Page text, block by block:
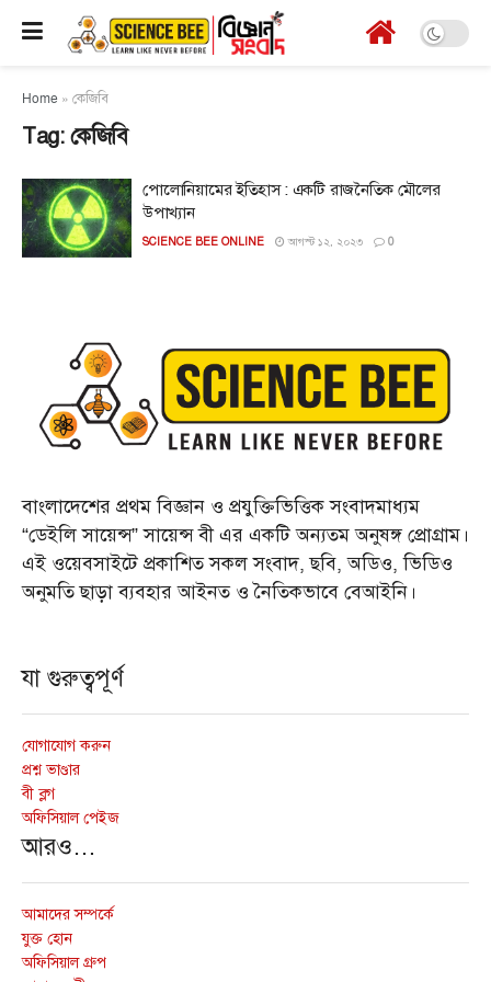
Home » কেজিবি
Tag: কেজিবি
পোলোনিয়ামের ইতিহাস : একটি রাজনৈতিক মৌলের
উপাখ্যান
SCIENCE BEE ONLINE আগস্ট ১২, ২০২৩ 0
বাংলাদেশের প্রথম বিজ্ঞান ও প্রযুক্তিভিত্তিক সংবাদমাধ্যম
“ডেইলি সায়েন্স” সায়েন্স বী এর একটি অন্যতম অনুষঙ্গ প্রোগ্রাম।
এই ওয়েবসাইটে প্রকাশিত সকল সংবাদ, ছবি, অডিও, ভিডিও
অনুমতি ছাড়া ব্যবহার আইনত ও নৈতিকভাবে বেআইনি।
যা গুরুত্বপূর্ণ
যোগাযোগ করুন
প্রশ্ন ভাণ্ডার
বী ব্লগ
অফিসিয়াল পেইজ
আরও…
আমাদের সম্পর্কে
যুক্ত হোন
অফিসিয়াল গ্রুপ